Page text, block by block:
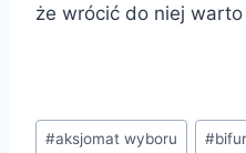
że wrócić do niej
Tagi
#aksjomat wyboru #